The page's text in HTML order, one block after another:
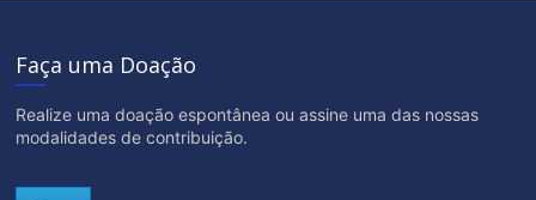
Faça uma Doação
Realize uma doação espontânea ou assine uma das nossas
modalidades de contribuição.